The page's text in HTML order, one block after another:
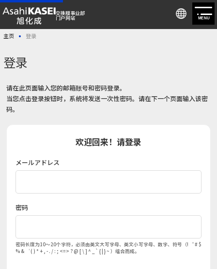
交换膜事业部
门户网站
产品信息
MENU
主页 登录
登录
请在此页面输入您的邮箱账号和密码登录。
当您点击登录按钮时，系统将发送一次性密码。请在下一个页面输入该密
码。
欢迎回来！请登录
メールアドレス
密码
密码长度为10～20个字符，必须由英文大写字母、英文小写字母、数字、符号（! “ # $
% & ‘ ( ) * + , - . / : ; <=> ? @ [ \ ] ^ _ ` { | } ~ ）组合而成。